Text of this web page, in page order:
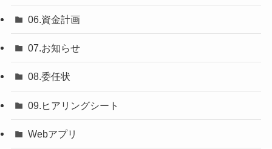
06.資金計画
07.お知らせ
08.委任状
09.ヒアリングシート
Webアプリ